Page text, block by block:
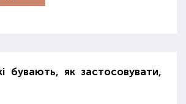
бувають, як застосовувати,